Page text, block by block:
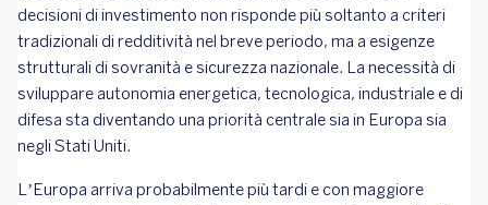
decisioni di investimento non risponde più soltanto a criteri
tradizionali di redditività nel breve periodo, ma a esigenze
strutturali di sovranità e sicurezza nazionale. La necessità di
sviluppare autonomia energetica, tecnologica, industriale e di
difesa sta diventando una priorità centrale sia in Europa sia
negli Stati Uniti.
L’Europa arriva probabilmente più tardi e con maggiore